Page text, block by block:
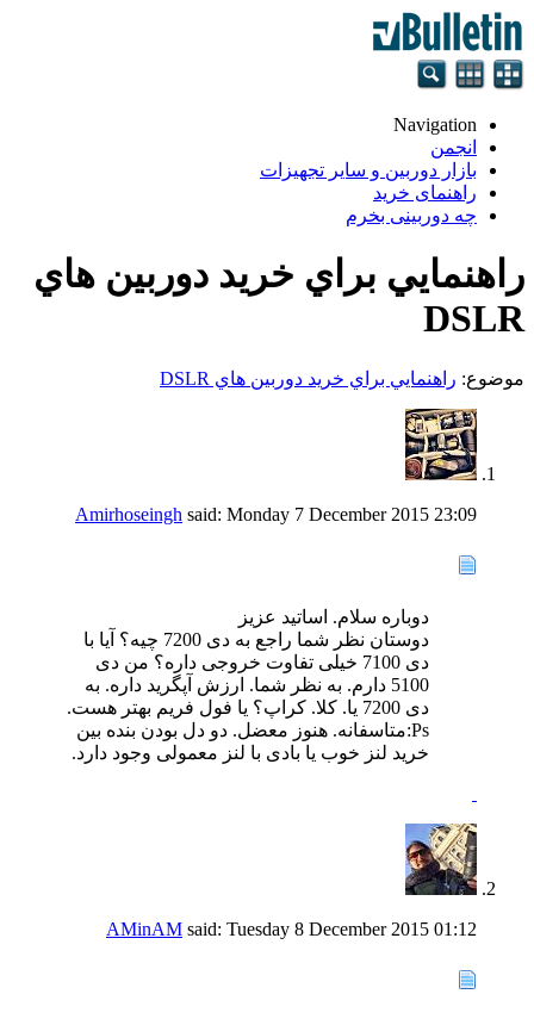
Navigation
انجمن
بازار دوربین و سایر تجهیزات
راهنمای خرید
چه دوربینی بخرم
راهنمايي براي خريد دوربين هاي
DSLR
موضوع: راهنمايي براي خريد دوربين هاي DSLR
Amirhoseingh said: Monday 7 December 2015 23:09
دوباره سلام. اساتید عزیز
دوستان نظر شما راجع به دی 7200 چیه؟ آیا با
دی 7100 خیلی تفاوت خروجی داره؟ من دی
5100 دارم. به نظر شما. ارزش آپگرید داره. به
دی 7200 یا. کلا. کراپ؟ یا فول فریم بهتر هست.
Ps:متاسفانه. هنوز معضل. دو دل بودن بنده بین
خرید لنز خوب یا بادی با لنز معمولی وجود دارد.
AMinAM said: Tuesday 8 December 2015 01:12